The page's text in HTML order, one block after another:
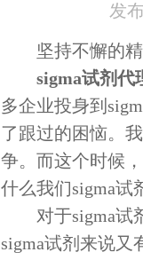
发
坚持不懈的精
sigma试剂代
多企业投身到
了跟过的困恼。
争。而这个时候
什么我们sigma试
对于sigma试剂
sigma试剂来说又